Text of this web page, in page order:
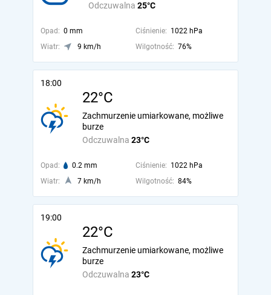
Odczuwalna 25°C
Opad: 0 mm Ciśnienie: 1022 hPa
Wiatr:
9 km/h Wilgotność: 76%
18:00
22°C
Odczuwalna 23°C
Zachmurzenie umiarkowane, możliwe
burze
Opad: 0.2 mm Ciśnienie: 1022 hPa
Wiatr:
7 km/h Wilgotność: 84%
19:00
22°C
Odczuwalna 23°C
Zachmurzenie umiarkowane, możliwe
burze